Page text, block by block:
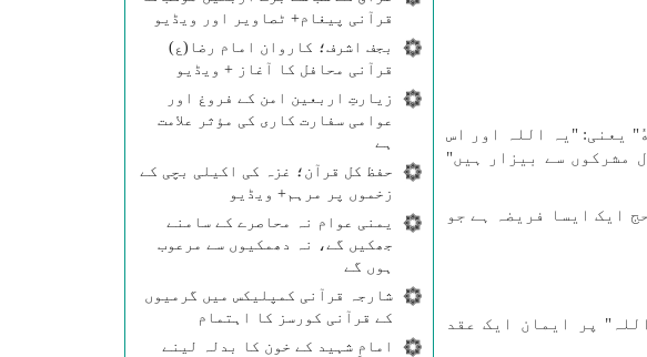
قرآنی پیغام+ ٹصاویر اور ویڈیو
بجف اشرف؛ کاروان امام رضا(ع)
قرآنی محافل کا آغاز + ویڈیو
زیارتِ اربعین امن کے فروغ اور
عوامی سفارت کاری کی مؤثر علامت
ہے
حفظ کل قرآن؛ غزہ کی اکیلی بچی کے
زخموں پر مرہم+ ویڈیو
یمنی عوام نہ محاصرے کے سامنے
جھکیں گے، نہ دھمکیوں سے مرعوب
ہوں گے
شارجہ قرآنی کمپلیکس میں گرمیوں
کے قرآنی کورسز کا اہتمام
امامِ شہید کے خون کا بدلہ لینے
یعنی: "یہ اللہ اور اس
مشرکوں سے بیزار ہیں"
ایک ایسا فریضہ ہے جو
پر ایمان ایک عقد